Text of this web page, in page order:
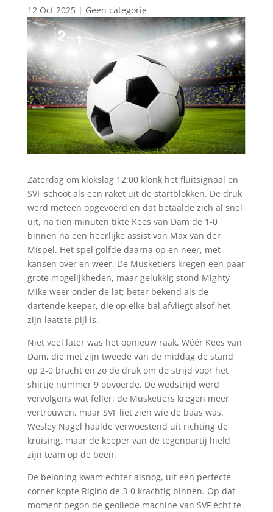
12 Oct 2025| Geen categorie
Zaterdag om klokslag 12:00 klonk het fluitsignaal en
SVF schoot als een raket uit de startblokken. De druk
werd meteen opgevoerd en dat betaalde zich al snel
uit, na tien minuten tikte Kees van Dam de 1-0
binnen na een heerlijke assist van Max van der
Mispel. Het spel golfde daarna op en neer, met
kansen over en weer. De Musketiers kregen een paar
grote mogelijkheden, maar gelukkig stond Mighty
Mike weer onder de lat; beter bekend als de
dartende keeper, die op elke bal afvliegt alsof het
zijn laatste pijl is.
Niet veel later was het opnieuw raak. Wéér Kees van
Dam, die met zijn tweede van de middag de stand
op 2-0 bracht en zo de druk om de strijd voor het
shirtje nummer 9 opvoerde. De wedstrijd werd
vervolgens wat feller; de Musketiers kregen meer
vertrouwen, maar SVF liet zien wie de baas was.
Wesley Nagel haalde verwoestend uit richting de
kruising, maar de keeper van de tegenpartij hield
zijn team op de been.
De beloning kwam echter alsnog, uit een perfecte
corner kopte Rigino de 3-0 krachtig binnen. Op dat
moment begon de geoliede machine van SVF écht te